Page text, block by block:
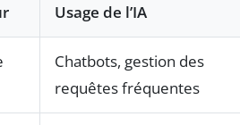
Usage de l’IA
Chatbots, gestion des
requêtes fréquentes